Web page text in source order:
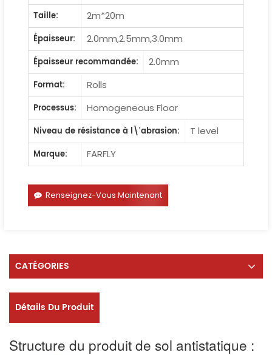
Taille:
2m*20m
Épaisseur:
2.0mm,2.5mm,3.0mm
Épaisseur recommandée:
2.0mm
Format:
Rolls
Processus:
Homogeneous Floor
Niveau de résistance à l\'abrasion:
T level
Marque:
FARFLY
Renseignez-Vous Maintenant
CATÉGORIES
Détails Du Produit
Structure du produit de sol antistatique :